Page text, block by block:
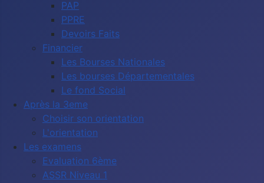
PAP
PPRE
Devoirs Faits
Financier
Les Bourses Nationales
Les bourses Départementales
Le fond Social
Après la 3eme
Choisir son orientation
L'orientation
Les examens
Evaluation 6ème
ASSR Niveau 1